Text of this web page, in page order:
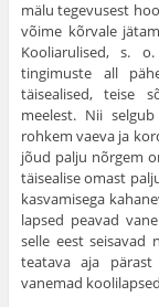
mälu tegevusest
võime kõrvale
Kooliarulised, s.
tingimuste all
täisealised, teise
meelest. Nii
rohkem vaeva ja
jõud palju nõrgem
täisealise omast
kasvamisega
lapsed peavad
selle eest seisavad
teatava aja pärast
vanemad